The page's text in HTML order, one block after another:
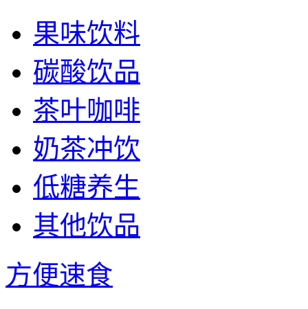
果味饮料
碳酸饮品
茶叶咖啡
奶茶冲饮
低糖养生
其他饮品
方便速食